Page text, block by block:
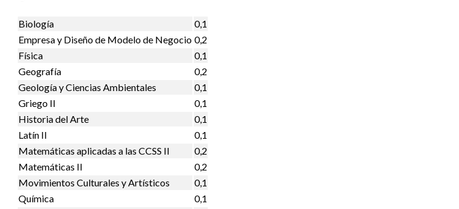
Biología
0,1
Empresa y Diseño de Modelo de Negocio 0,2
Física
0,1
Geografía
0,2
Geología y Ciencias Ambientales
0,1
Griego II
0,1
Historia del Arte
0,1
Latín II
0,1
Matemáticas aplicadas a las CCSS II
0,2
Matemáticas II
0,2
Movimientos Culturales y Artísticos
0,1
Química
0,1